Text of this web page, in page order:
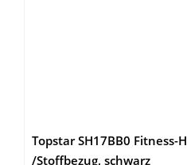
Topstar SH17BB0 Fitness-
/Stoffbezug, schwarz